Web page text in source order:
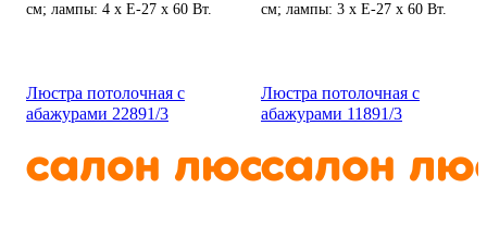
см; лампы: 4 х Е-27 х 60 Вт.
см; лампы: 3 х Е-27 х 60 Вт.
Люстра потолочная с
абажурами 22891/3
Люстра потолочная с
абажурами 11891/3